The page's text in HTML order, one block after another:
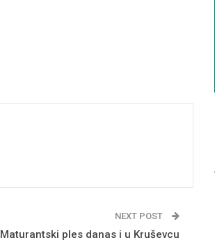
NEXT POST
Maturantski ples danas i u Kruševcu